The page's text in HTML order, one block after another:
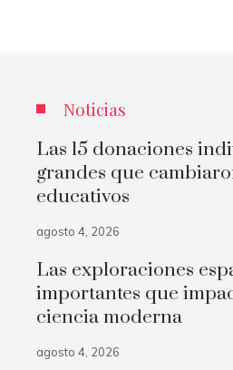
Noticias
Las 15 donaciones
grandes que
educativos
agosto 4, 2026
Las exploraciones
importantes que
ciencia moderna
agosto 4, 2026